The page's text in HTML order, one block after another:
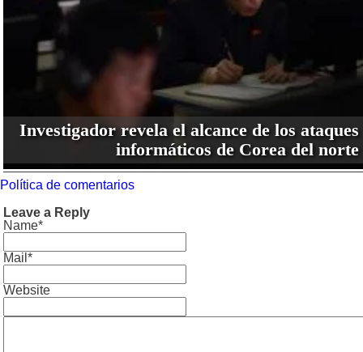
Investigador revela el alcance de los ataques
informáticos de Corea del norte
Política de comentarios
Leave a Reply
Name*
Mail*
Website